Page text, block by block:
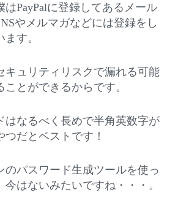
はPayPalに登録してあるメール
やメルマガなどには登録をし
す。
キュリティリスクで漏れる可能
とができるからです。
はなるべく長めで半角英数字が
つだとベストです！
のパスワード生成ツールを使っ
はないみたいですね・・・。